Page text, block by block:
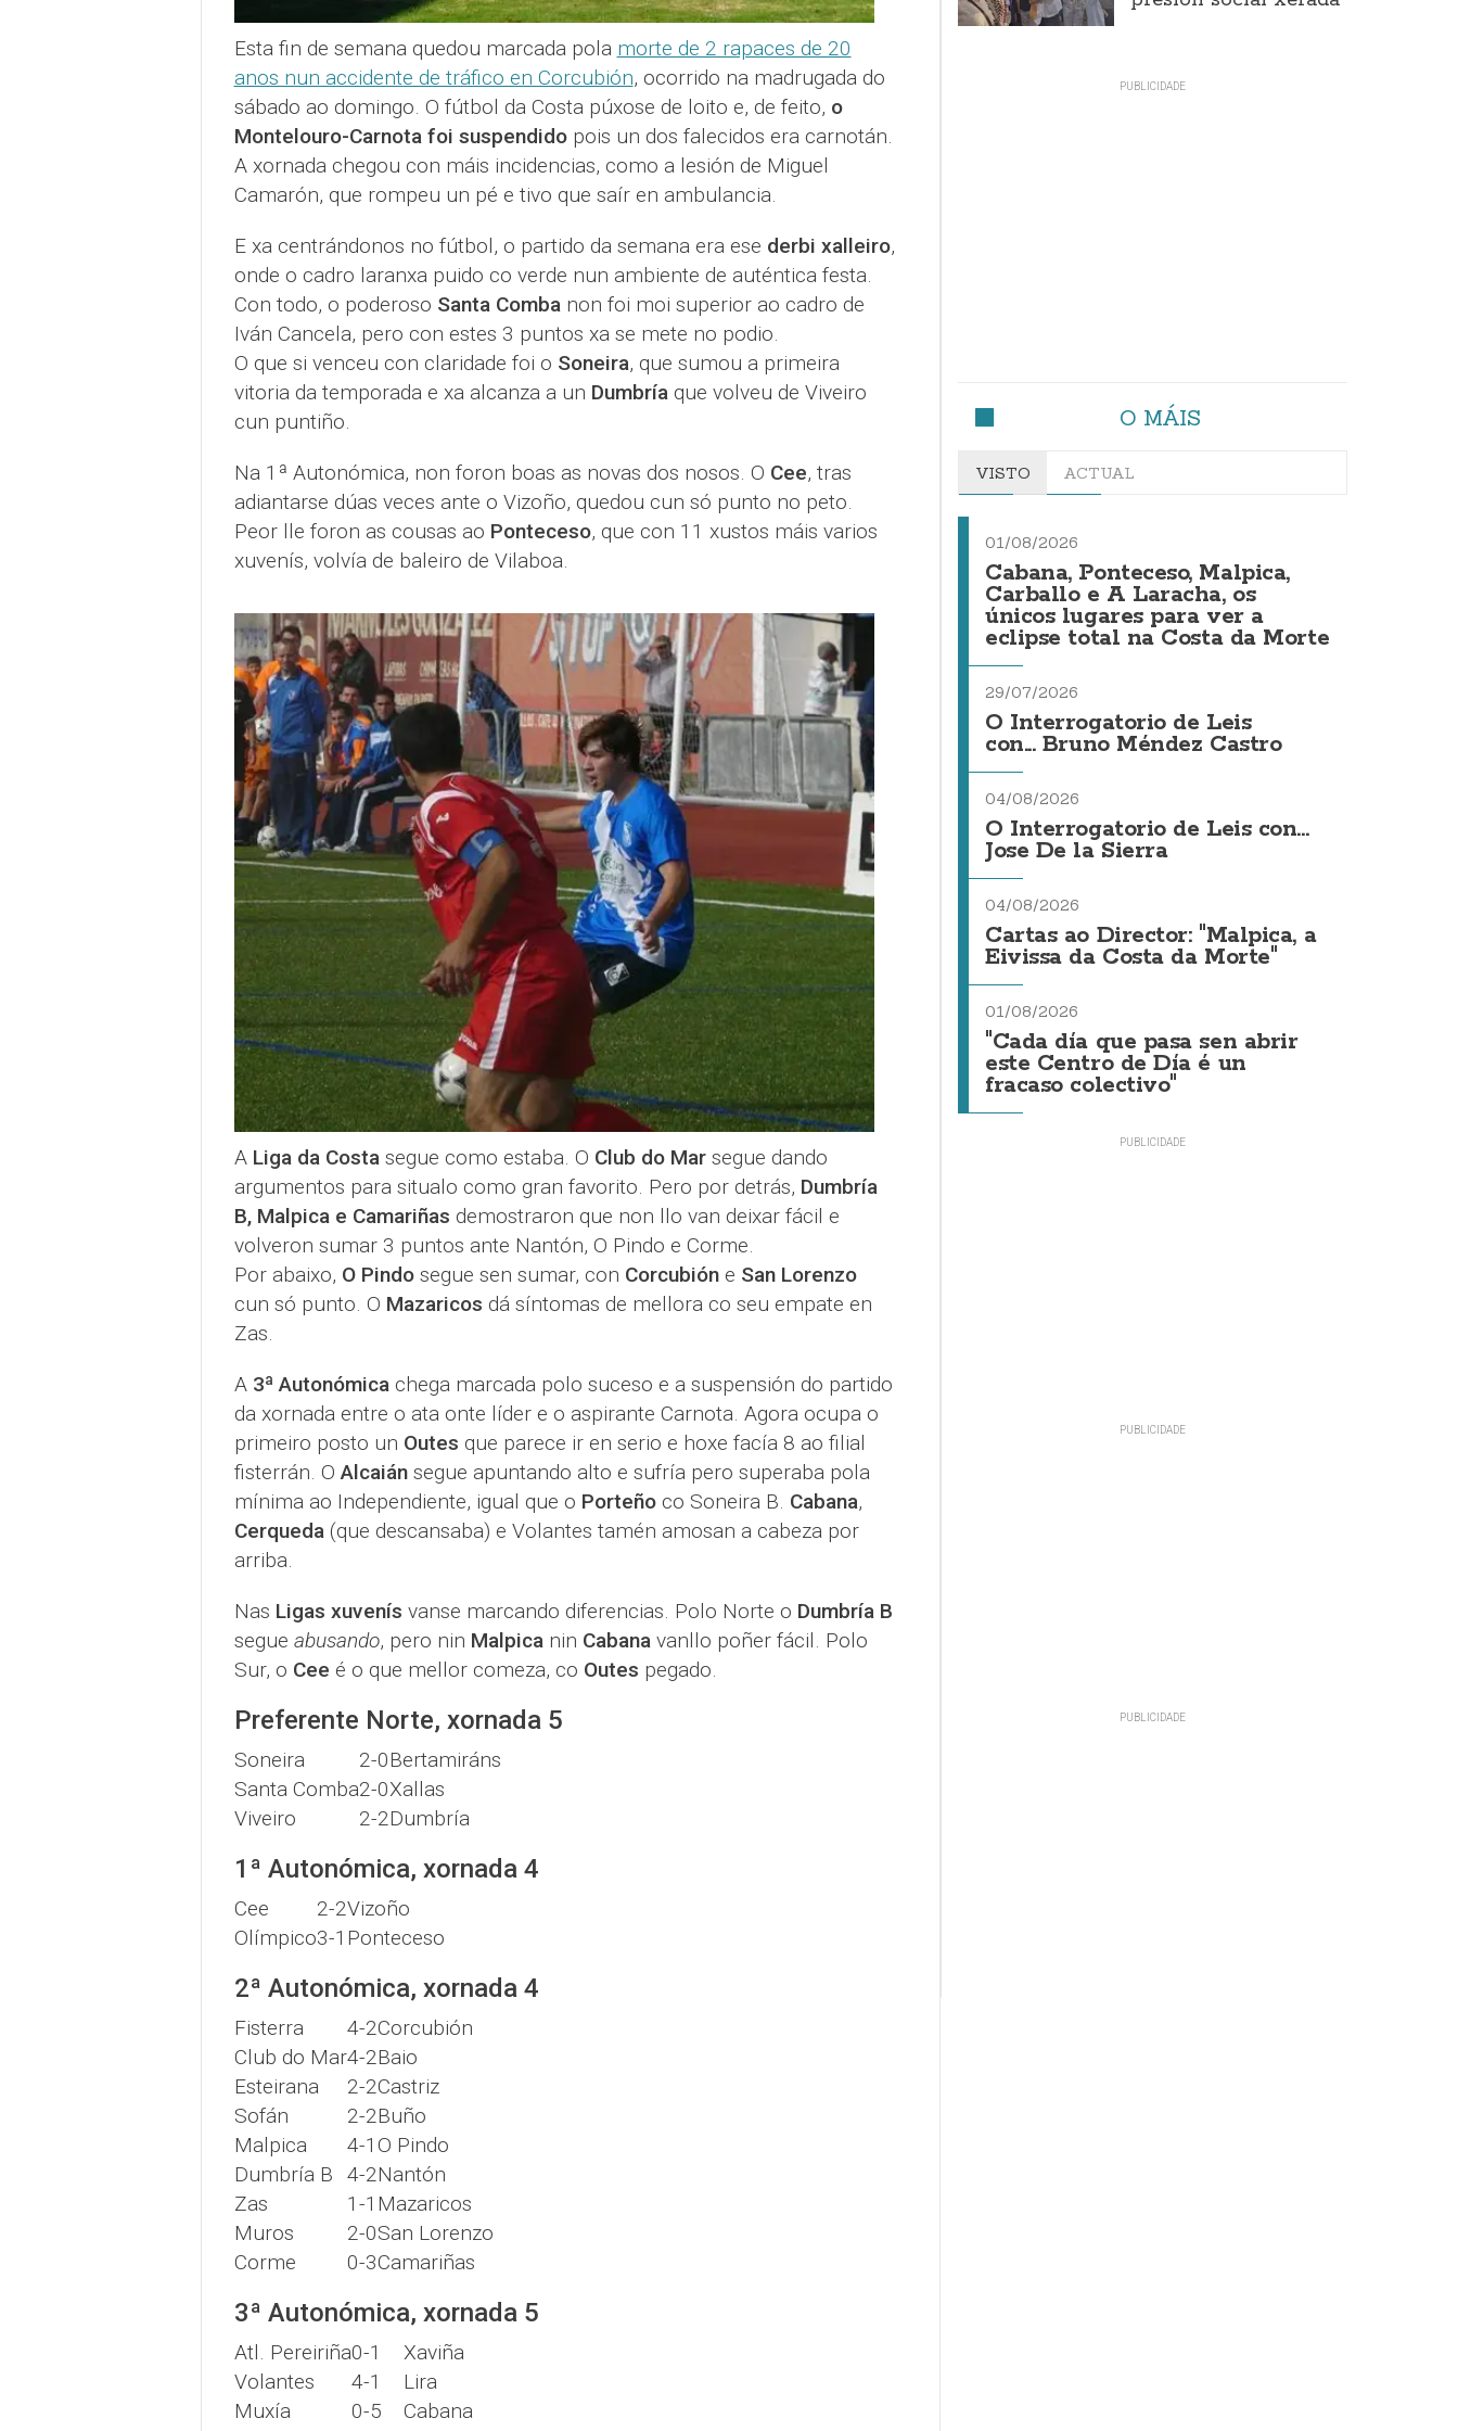
Esta fin de semana quedou marcada pola morte de 2 rapaces de 20
anos nun accidente de tráfico en Corcubión, ocorrido na madrugada do
sábado ao domingo. O fútbol da Costa púxose de loito e, de feito, o
Montelouro-Carnota foi suspendidopois un dos falecidos era carnotán.
A xornada chegou con máis incidencias, como a lesión de Miguel
Camarón, que rompeu un pé e tivo que saír en ambulancia.
E xa centrándonos no fútbol, o partido da semana era ese derbi xalleiro,
onde o cadro laranxa puido co verde nun ambiente de auténtica festa.
Con todo, o poderoso Santa Combanon foi moi superior ao cadro de
Iván Cancela, pero con estes 3 puntos xa se mete no podio.
O que si venceu con claridade foi o Soneira, que sumou a primeira
vitoria da temporada e xa alcanza a un Dumbríaque volveu de Viveiro
cun puntiño.
Na 1ª Autonómica, non foron boas as novas dos nosos. O Cee, tras
adiantarse dúas veces ante o Vizoño, quedou cun só punto no peto.
Peor lle foron as cousas ao Ponteceso, que con 11 xustos máis varios
xuvenís, volvía de baleiro de Vilaboa.
A Liga da Costasegue como estaba. O Club do Marsegue dando
argumentos para situalo como gran favorito. Pero por detrás, Dumbría
B, Malpica e Camariñas demostraron que non llo van deixar fácil e
volveron sumar 3 puntos ante Nantón, O Pindo e Corme.
Por abaixo, O Pindosegue sen sumar, con Corcubióne San Lorenzo
cun só punto. O Mazaricos dá síntomas de mellora co seu empate en
Zas.
A 3ª Autonómicachega marcada polo suceso e a suspensión do partido
da xornada entre o ata onte líder e o aspirante Carnota. Agora ocupa o
primeiro posto un Outes que parece ir en serio e hoxe facía 8 ao filial
fisterrán. OAlcaiánsegue apuntando alto e sufría pero superaba pola
mínima ao Independiente, igual que o Porteñoco Soneira B. Cabana,
Cerqueda(que descansaba) e Volantes tamén amosan a cabeza por
arriba.
Nas Ligas xuvenís vanse marcando diferencias. Polo Norte o Dumbría B
segue abusando, pero nin Malpicanin Cabanavanllo poñer fácil. Polo
Sur, o Cee é o que mellor comeza, co Outes pegado.
Preferente Norte, xornada 5
Soneira 2-0Bertamiráns
Santa Comba2-0Xallas
Viveiro
2-2Dumbría
1ª Autonómica, xornada 4
Cee 2-2Vizoño
Olímpico3-1 Ponteceso
2ª Autonómica, xornada 4
Fisterra 4-2Corcubión
Club do Mar4-2Baio
Esteirana
2-2Castriz
Sofán
2-2Buño
Malpica
4-1 O Pindo
Dumbría B
4-2Nantón
Zas
1-1 Mazaricos
Muros
2-0San Lorenzo
Corme
0-3Camariñas
3ª Autonómica, xornada 5
Atl. Pereiriña0-1
Xaviña
Volantes
4-1
Lira
Muxía
0-5
Cabana
O MÁIS
VISTO ACTUAL
01/08/2026
Cabana, Ponteceso, Malpica,
Carballo e A Laracha, os
únicos lugares para ver a
eclipse total na Costa da Morte
29/07/2026
O Interrogatorio de Leis
con... Bruno Méndez Castro
04/08/2026
O Interrogatorio de Leis con...
Jose De la Sierra
04/08/2026
Cartas ao Director: "Malpica, a
Eivissa da Costa da Morte"
01/08/2026
"Cada día que pasa sen abrir
este Centro de Día é un
fracaso colectivo"